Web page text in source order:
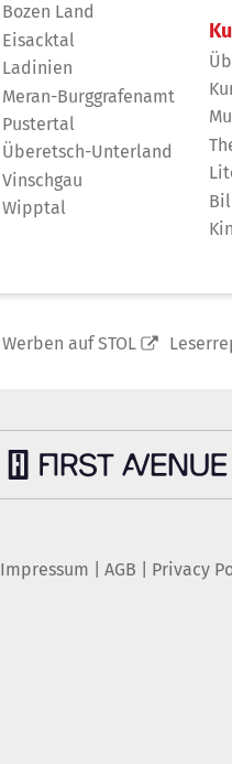
Bozen Land
Eisacktal
Ladinien
Meran-Burggrafenamt
Pustertal
Überetsch-Unterland
Vinschgau
Wipptal
Werben auf STOL
Impressum AGB Privacy